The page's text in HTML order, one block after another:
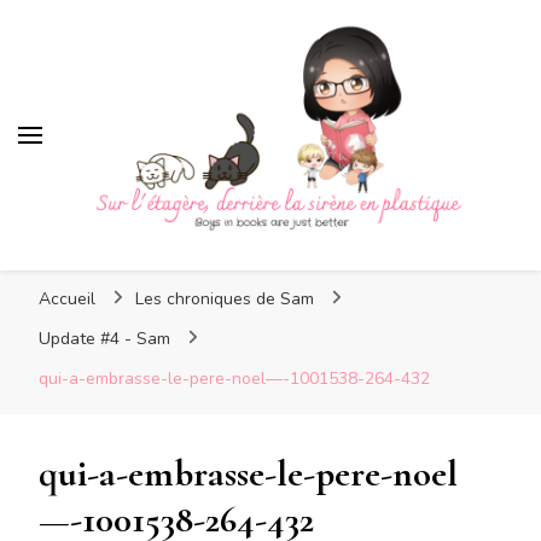
Sur l'étagère, derrière la
sirène en plastique
sirène en plastique
Accueil
Les chroniques de Sam
Update #4 - Sam
qui-a-embrasse-le-pere-noel—-1001538-264-432
qui-a-embrasse-le-pere-noel
—-1001538-264-432